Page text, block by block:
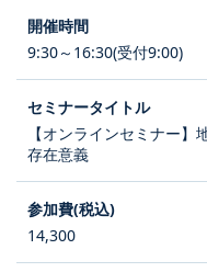
9:30～16:30(受付9:00)
【オンラインセミナー
存在意義
14,300